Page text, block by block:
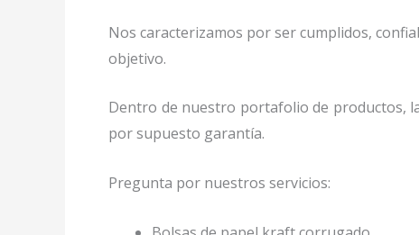
Nos caracterizamos por ser cumplidos,
objetivo.
Dentro de nuestro portafolio de productos,
por supuesto garantía.
Pregunta por nuestros servicios: